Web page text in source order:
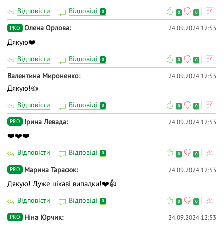
Відповісти Відповіді 0 0 0
PRO Олена Орлова 24.09.2024 12:53
Дякую❤️
Відповісти Відповіді 0 0 0
Валентина Мироненко 24.09.2024 12:53
Дякую!👍
Відповісти Відповіді 0 0 0
PRO Ірина Левада 24.09.2024 12:53
❤️❤️❤️
Відповісти Відповіді 0 0 0
PRO Марина Тарасюк 24.09.2024 12:53
Дякую! Дуже цікаві випадки!❤️👍
Відповісти Відповіді 0 0 0
PRO Ніна Юрчик 24.09.2024 12:53